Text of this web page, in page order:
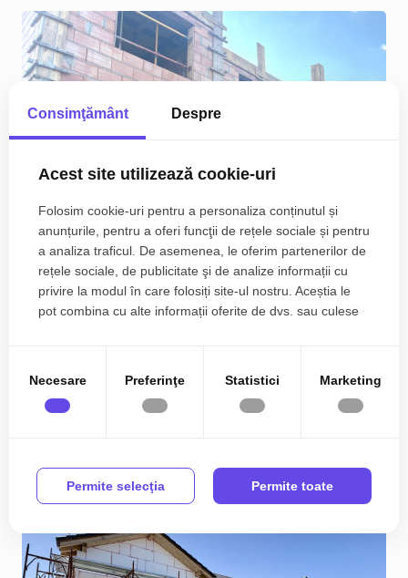
COMISION 0 % Duplex cu 4 camere si teren de 250
mp - Mosnita Veche
95.00 m
Consimţământ Despre
Acest site utilizează cookie-uri
Folosim cookie-uri pentru a personaliza conținutul și
anunțurile, pentru a oferi funcţii de rețele sociale și pentru
a analiza traficul. De asemenea, le oferim partenerilor de
rețele sociale, de publicitate şi de analize informații cu
privire la modul în care folosiți site-ul nostru. Aceștia le
pot combina cu alte informații oferite de dvs. sau culese
Necesare Preferinţe Statistici Marketing
Permite selecţia Permite toate